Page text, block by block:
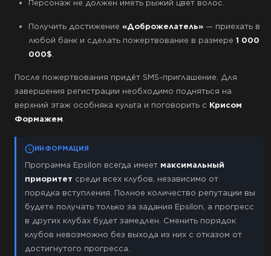
Персонаж не должен иметь рыжий цвет волос.
Получить достижение «Доброжелатель»— приехать в
любой банк и сделать пожертвование в размере 1 000
000$
После пожертвования придёт SMS-приглашение. Для
завершения регистрации необходимо подняться на
верхний этаж особняка культа и поговорить с Крисом
Формажем.
ИНФОРМАЦИЯ
Программа Epsilon всегда имеет максимальный
приоритет среди всех клубов, независимо от
порядка вступления. Полное количество репутации вы
будете получать только за задания Epsilon, а прогресс
в других клубах будет замедлен. Сменить порядок
клубов невозможно без выхода из них с отказом от
достигнутого прогресса.